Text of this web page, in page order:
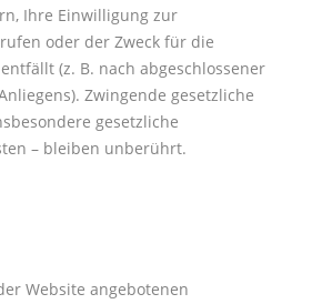
Ihre Einwilligung zur
oder der Zweck für die
(z. B. nach abgeschlossener
Zwingende gesetzliche
gesetzliche
– bleiben unberührt.
Website angebotenen